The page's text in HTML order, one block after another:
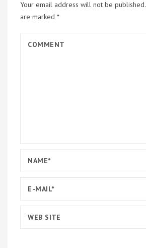
Your email address will not be published.
are marked *